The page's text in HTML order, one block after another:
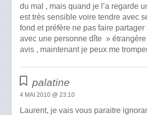
du mal , mais quand je l’a regarde
est très sensible voire tendre avec
fond et préfère ne pas faire
avec une personne dîte »
avis , maintenant je peux me
palatine
4 MAI 2010 @ 23:10
Laurent, je vais vous paraitre